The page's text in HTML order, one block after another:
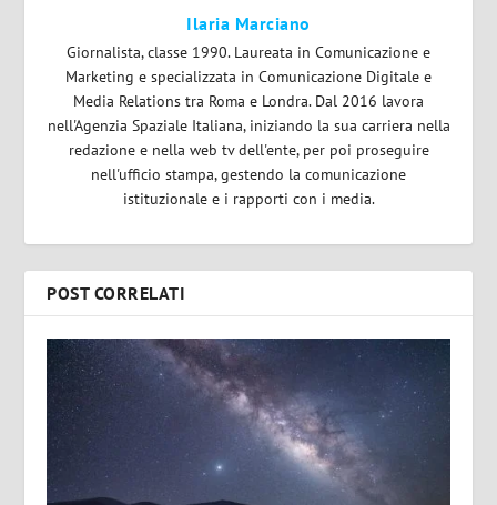
Ilaria Marciano
Giornalista, classe 1990. Laureata in Comunicazione e
Marketing e specializzata in Comunicazione Digitale e
Media Relations tra Roma e Londra. Dal 2016 lavora
nell'Agenzia Spaziale Italiana, iniziando la sua carriera nella
redazione e nella web tv dell'ente, per poi proseguire
nell'ufficio stampa, gestendo la comunicazione
istituzionale e i rapporti con i media.
POST CORRELATI